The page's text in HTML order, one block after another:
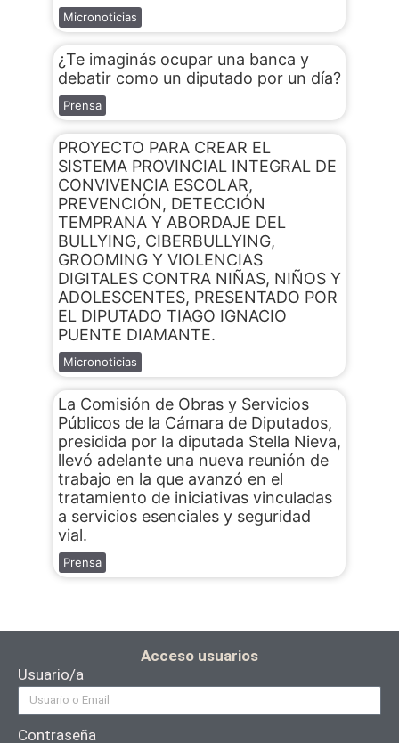
Micronoticias
¿Te imaginás ocupar una banca y
debatir como un diputado por un día?
Prensa
PROYECTO PARA CREAR EL
SISTEMA PROVINCIAL INTEGRAL DE
CONVIVENCIA ESCOLAR,
PREVENCIÓN, DETECCIÓN
TEMPRANA Y ABORDAJE DEL
BULLYING, CIBERBULLYING,
GROOMING Y VIOLENCIAS
DIGITALES CONTRA NIÑAS, NIÑOS Y
ADOLESCENTES, PRESENTADO POR
EL DIPUTADO TIAGO IGNACIO
PUENTE DIAMANTE.
Micronoticias
La Comisión de Obras y Servicios
Públicos de la Cámara de Diputados,
presidida por la diputada Stella Nieva,
llevó adelante una nueva reunión de
trabajo en la que avanzó en el
tratamiento de iniciativas vinculadas
a servicios esenciales y seguridad
vial.
Prensa
Acceso usuarios
Usuario/a
Contraseña